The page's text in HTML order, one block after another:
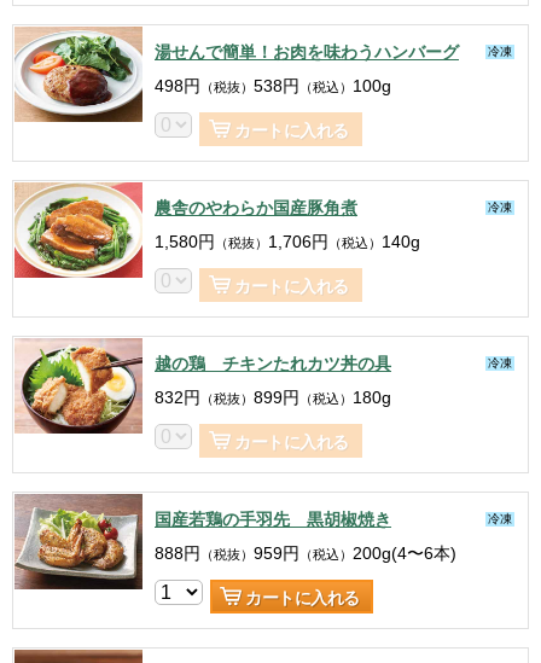
湯せんで簡単！お肉を味わうハンバーグ 冷凍
498円 （税抜） 538円 （税込） 100g
カートに入れる
農舎のやわらか国産豚角煮 冷凍
1,580円 （税抜） 1,706円 （税込） 140g
カートに入れる
越の鶏 チキンたれカツ丼の具 冷凍
832円 （税抜） 899円 （税込） 180g
カートに入れる
国産若鶏の手羽先 黒胡椒焼き 冷凍
888円 （税抜） 959円 （税込） 200g(4〜6本)
カートに入れる